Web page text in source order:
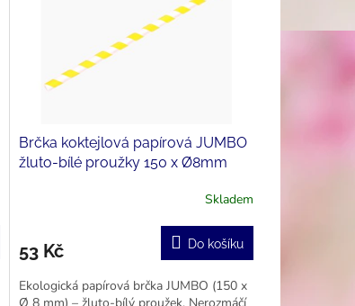
Brčka koktejlová papírová JUMBO
žluto-bílé proužky 150 x Ø8mm
Skladem
53 Kč Do košíku
Ekologická papírová brčka JUMBO (150 x